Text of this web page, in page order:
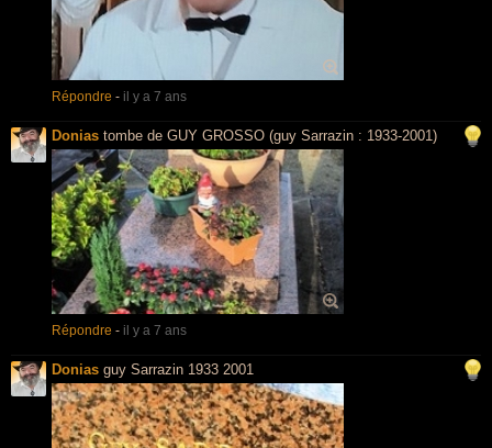
Répondre - il y a 7 ans
Donias tombe de GUY GROSSO (guy Sarrazin : 1933-2001)
Répondre - il y a 7 ans
Donias guy Sarrazin 1933 2001